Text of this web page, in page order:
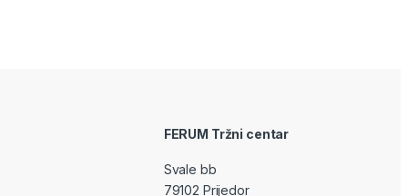
FERUM Tržni centar
Svale bb
79102 Prijedor